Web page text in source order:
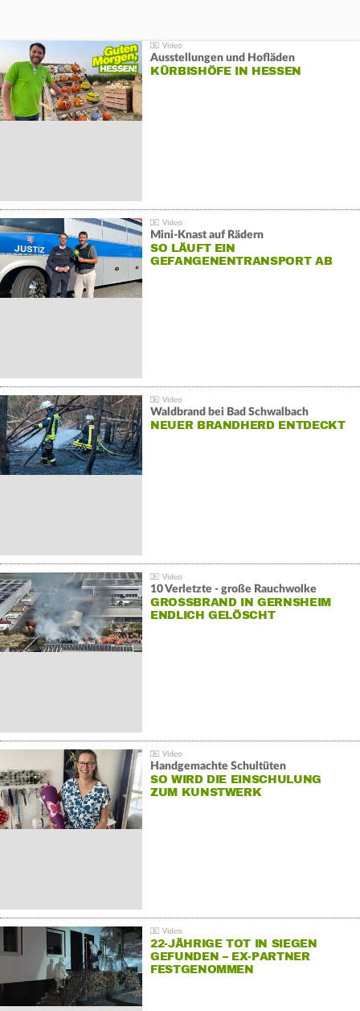
Ausstellungen und Hofläden
KÜRBISHÖFE IN HESSEN
Mini-Knast auf Rädern
SO LÄUFT EIN
GEFANGENENTRANSPORT AB
Waldbrand bei Bad Schwalbach
NEUER BRANDHERD ENTDECKT
10 Verletzte - große Rauchwolke
GROSSBRAND IN GERNSHEIM E
NDLICH GELÖSCHT
Handgemachte Schultüten
SO WIRD DIE EINSCHULUNG
ZUM KUNSTWERK
22-JÄHRIGE TOT IN SIEGEN
GEFUNDEN – EX-PARTNER
FESTGENOMMEN